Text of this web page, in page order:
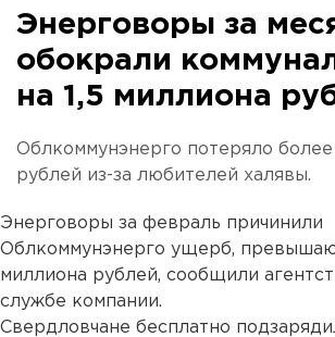
Энерговоры за
обокрали
на 1,5 миллиона
Облкоммунэнерго потеряло более
рублей из-за любителей халявы.
Энерговоры за февраль причинили
Облкоммунэнерго ущерб,
миллиона рублей, сообщили
службе компании.
Свердловчане бесплатно